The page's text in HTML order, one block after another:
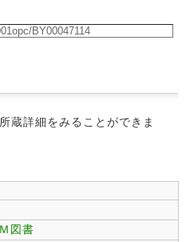
蔵詳細をみることができま
図書